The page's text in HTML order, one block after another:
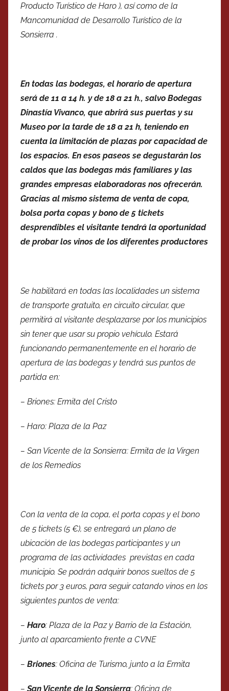
Producto Turístico de Haro ), así como de la
Mancomunidad de Desarrollo Turístico de la
Sonsierra .
En todas las bodegas, el horario de apertura
será de 11 a 14 h. y de 18 a 21 h., salvo Bodegas
Dinastía Vivanco, que abrirá sus puertas y su
Museo por la tarde de 18 a 21 h, teniendo en
cuenta la limitación de plazas por capacidad de
los espacios. En esos paseos se degustarán los
caldos que las bodegas más familiares y las
grandes empresas elaboradoras nos ofrecerán.
Gracias al mismo sistema de venta de copa,
bolsa porta copas y bono de 5 tickets
desprendibles el visitante tendrá la oportunidad
de probar los vinos de los diferentes productores
Se habilitará en todas las localidades un sistema
de transporte gratuito, en circuito circular, que
permitirá al visitante desplazarse por los municipios
sin tener que usar su propio vehículo. Estará
funcionando permanentemente en el horario de
apertura de las bodegas y tendrá sus puntos de
partida en:
– Briones: Ermita del Cristo
– Haro: Plaza de la Paz
– San Vicente de la Sonsierra: Ermita de la Virgen
de los Remedios
Con la venta de la copa, el porta copas y el bono
de 5 tickets (5 €), se entregará un plano de
ubicación de las bodegas participantes y un
programa de las actividades previstas en cada
municipio. Se podrán adquirir bonos sueltos de 5
tickets por 3 euros, para seguir catando vinos en los
siguientes puntos de venta:
– Haro: Plaza de la Paz y Barrio de la Estación,
junto al aparcamiento frente a CVNE
– Briones: Oficina de Turismo, junto a la Ermita
–San Vicente de la Sonsierra: Oficina de